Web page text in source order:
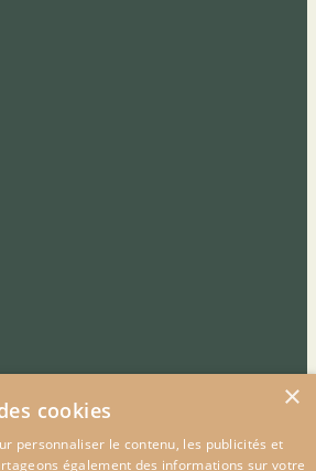
×
cookies
personnaliser le contenu, les publicités et
également des informations sur votre